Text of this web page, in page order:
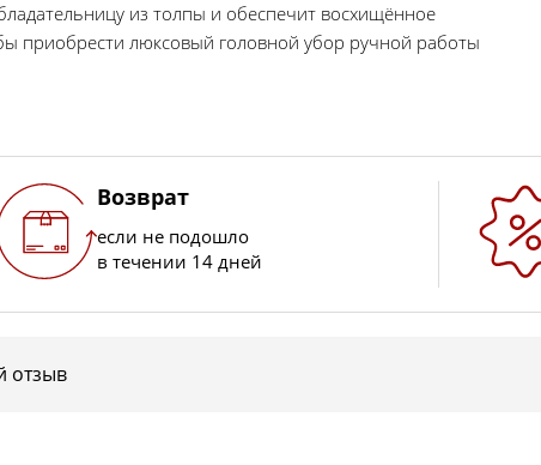
из толпы и обеспечит восхищённое
приобрести люксовый головной убор ручной работы
Возврат
если не подошло
в течении 14 дней
отзыв